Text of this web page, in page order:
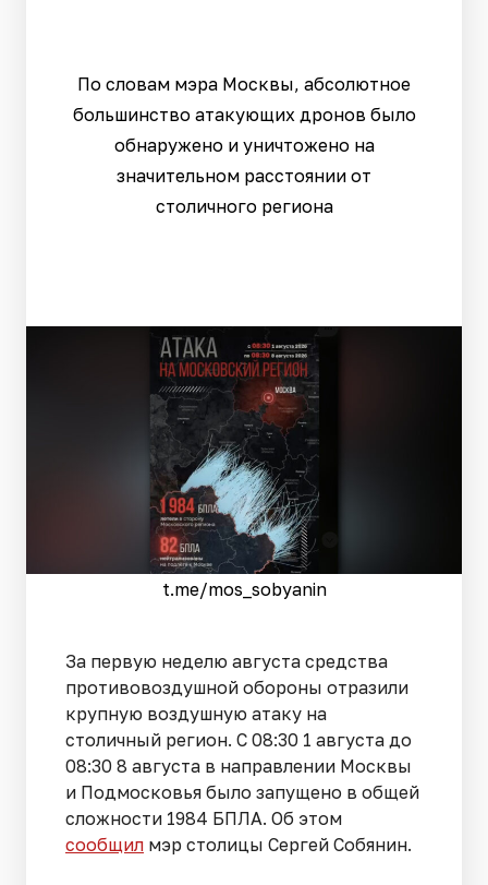
По словам мэра Москвы, абсолютное
большинство атакующих дронов было
обнаружено и уничтожено на
значительном расстоянии от
столичного региона
t.me/mos_sobyanin
За первую неделю августа средства
противовоздушной обороны отразили
крупную воздушную атаку на
столичный регион. С 08:30 1 августа до
08:30 8 августа в направлении Москвы
и Подмосковья было запущено в общей
сложности 1984 БПЛА. Об этом
сообщил мэр столицы Сергей Собянин.